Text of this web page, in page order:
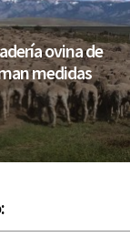
ovina de
medidas